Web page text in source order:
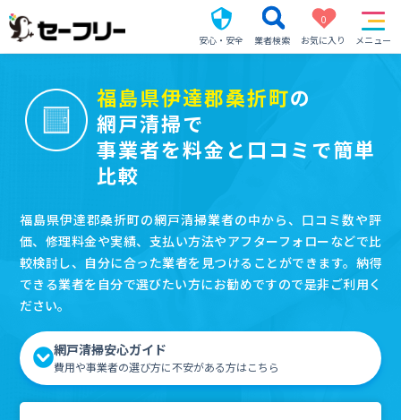
安心・安全 業者検索
0
お気に入り
メニュー
福島県伊達郡桑折町の
網戸清掃で
事業者を料金と口コミで簡単
比較
福島県伊達郡桑折町の網戸清掃業者の中から、口コミ数や評
価、修理料金や実績、支払い方法やアフターフォローなどで比
較検討し、自分に合った業者を見つけることができます。納得
できる業者を自分で選びたい方にお勧めですので是非ご利用く
ださい。
網戸清掃安心ガイド
費用や事業者の選び方に不安がある方はこちら